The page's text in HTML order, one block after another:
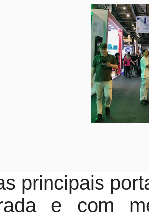
principais
e com